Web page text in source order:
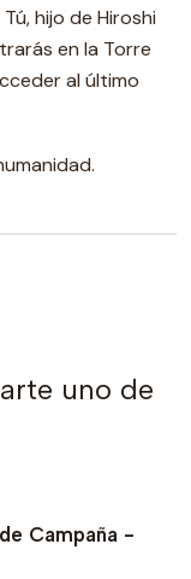
hijo de Hiroshi
en la Torre
al último
uno de
Campaña -